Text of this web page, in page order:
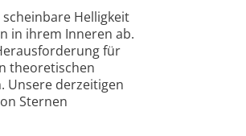
Helligkeit
in ihrem Inneren ab.
für
theoretischen
Unsere derzeitigen
Sternen